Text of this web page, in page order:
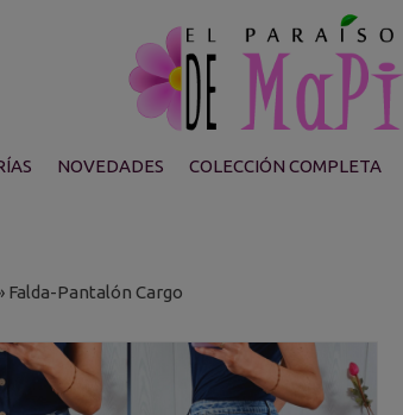
NOVEDADES COLECCIÓN COMPLETA
Falda-Pantalón Cargo